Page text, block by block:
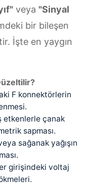
veya "Sinyal
bir bileşen
İşte en yaygın
F konnektörlerin
etkenlerle çanak
sapması.
sağanak yağışın
girişindeki voltaj